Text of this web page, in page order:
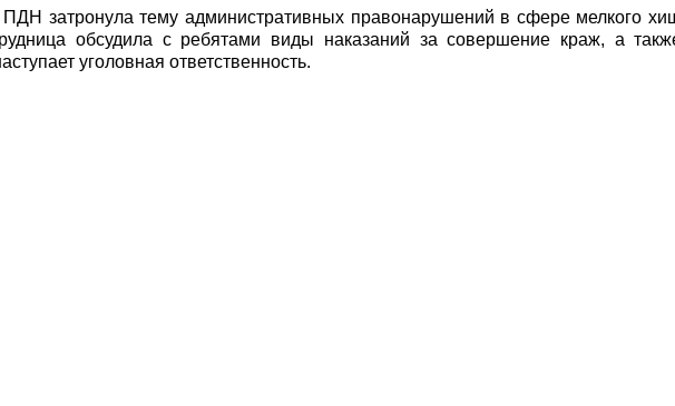
ПДН затронула тему административных правонарушений в сфере мелкого
обсудила с ребятами виды наказаний за совершение краж, а
уголовная ответственность.